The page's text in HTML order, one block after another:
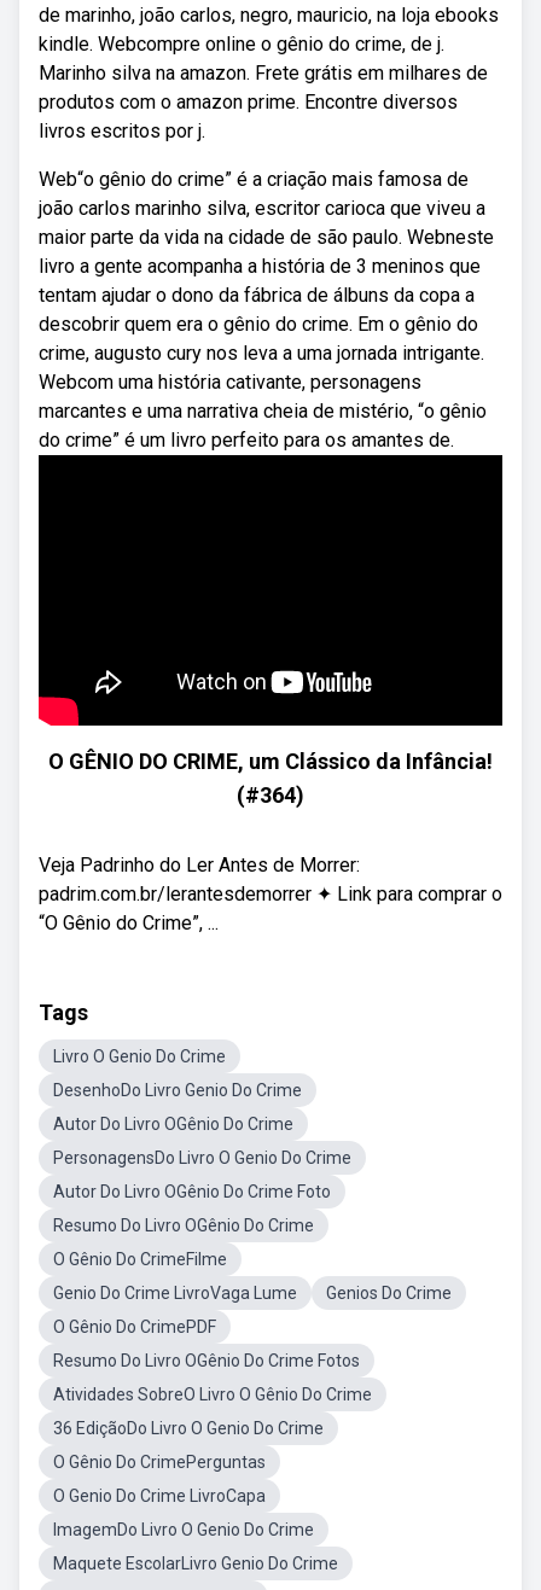
de marinho, joão carlos, negro, mauricio, na loja ebooks
kindle. Webcompre online o gênio do crime, de j.
Marinho silva na amazon. Frete grátis em milhares de
produtos com o amazon prime. Encontre diversos
livros escritos por j.
Web“o gênio do crime” é a criação mais famosa de
joão carlos marinho silva, escritor carioca que viveu a
maior parte da vida na cidade de são paulo. Webneste
livro a gente acompanha a história de 3 meninos que
tentam ajudar o dono da fábrica de álbuns da copa a
descobrir quem era o gênio do crime. Em o gênio do
crime, augusto cury nos leva a uma jornada intrigante.
Webcom uma história cativante, personagens
marcantes e uma narrativa cheia de mistério, “o gênio
do crime” é um livro perfeito para os amantes de.
O GÊNIO DO CRIME, um Clássico da Infância!
(#364)
Veja Padrinho do Ler Antes de Morrer:
padrim.com.br/lerantesdemorrer ✦ Link para comprar o
“O Gênio do Crime”, ...
Tags
Livro O Genio Do Crime
DesenhoDo Livro Genio Do Crime
Autor Do Livro OGênio Do Crime
PersonagensDo Livro O Genio Do Crime
Autor Do Livro OGênio Do Crime Foto
Resumo Do Livro OGênio Do Crime
O Gênio Do CrimeFilme
Genio Do Crime LivroVaga Lume
Genios Do Crime
O Gênio Do CrimePDF
Resumo Do Livro OGênio Do Crime Fotos
Atividades SobreO Livro O Gênio Do Crime
36 EdiçãoDo Livro O Genio Do Crime
O Gênio Do CrimePerguntas
O Genio Do Crime LivroCapa
ImagemDo Livro O Genio Do Crime
Maquete EscolarLivro Genio Do Crime